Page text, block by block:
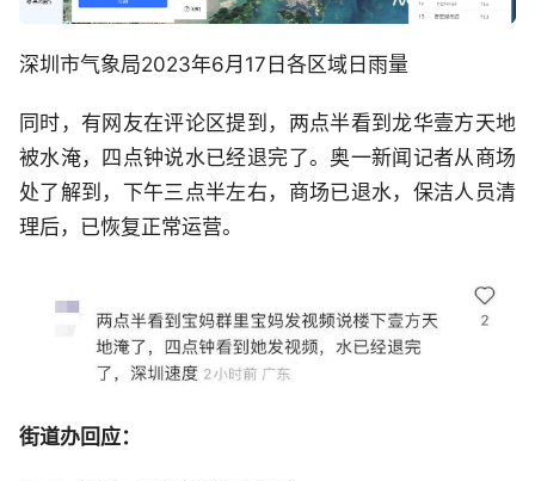
深圳市气象局2023年6月17日各区域日雨量
同时，有网友在评论区提到，两点半看到龙华壹方天地
被水淹，四点钟说水已经退完了。奥一新闻记者从商场
处了解到，下午三点半左右，商场已退水，保洁人员清
理后，已恢复正常运营。
街道办回应：